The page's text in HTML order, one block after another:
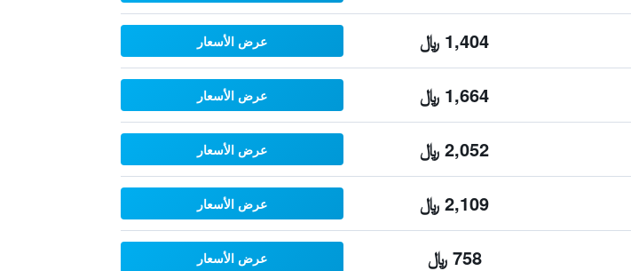
1,404 ﷼ عرض الأسعار
1,664 ﷼ عرض الأسعار
2,052 ﷼ عرض الأسعار
2,109 ﷼ عرض الأسعار
758 ﷼ عرض الأسعار